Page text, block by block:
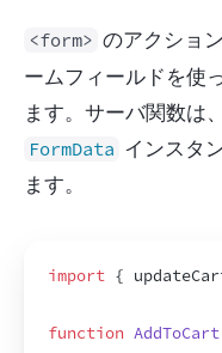
<form> のアクショ
ームフィールドを使
FormData インスタ
ます。
import {
function AddToCart